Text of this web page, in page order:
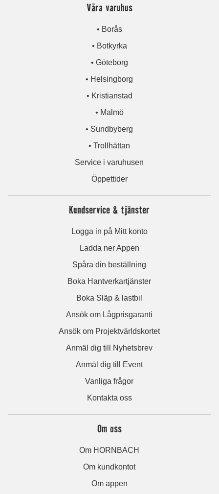
Våra varuhus
• Borås
• Botkyrka
• Göteborg
• Helsingborg
• Kristianstad
• Malmö
• Sundbyberg
• Trollhättan
Service i varuhusen
Öppettider
Kundservice & tjänster
Logga in på Mitt konto
Ladda ner Appen
Spåra din beställning
Boka Hantverkartjänster
Boka Släp & lastbil
Ansök om Lågprisgaranti
Ansök om Projektvärldskortet
Anmäl dig till Nyhetsbrev
Anmäl dig till Event
Vanliga frågor
Kontakta oss
Om oss
Om HORNBACH
Om kundkontot
Om appen